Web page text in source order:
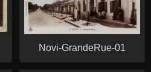
Novi-GrandeRue-01